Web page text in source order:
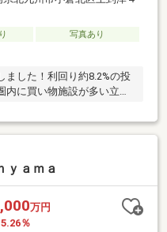
写真あり
ました！利回り約8.2%の投
に買い物施設が多い立地
ａｍａ
万円
5.26％